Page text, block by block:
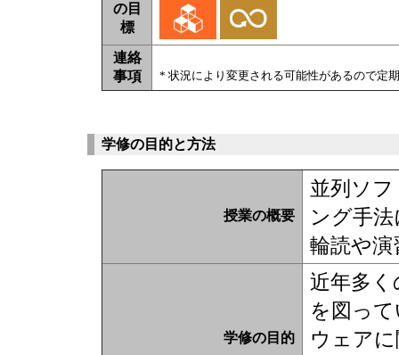
の目
標
連絡
事項
* 状況により変更される可能性があるので定
学修の目的と方法
授業の概要
並列ソ
ング手
輪読や演
学修の目的
近年多
を図っ
ウェア